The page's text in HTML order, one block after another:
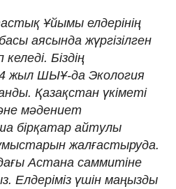
Ұйымы елдерінің
аясында жүргізілген
Біздің
жыл ШЫҰ-да Экология
Қазақстан үкіметі
мәдениет
бірқатар айтулы
жалғастыруда.
Астана саммитіне
Елдеріміз үшін маңызды